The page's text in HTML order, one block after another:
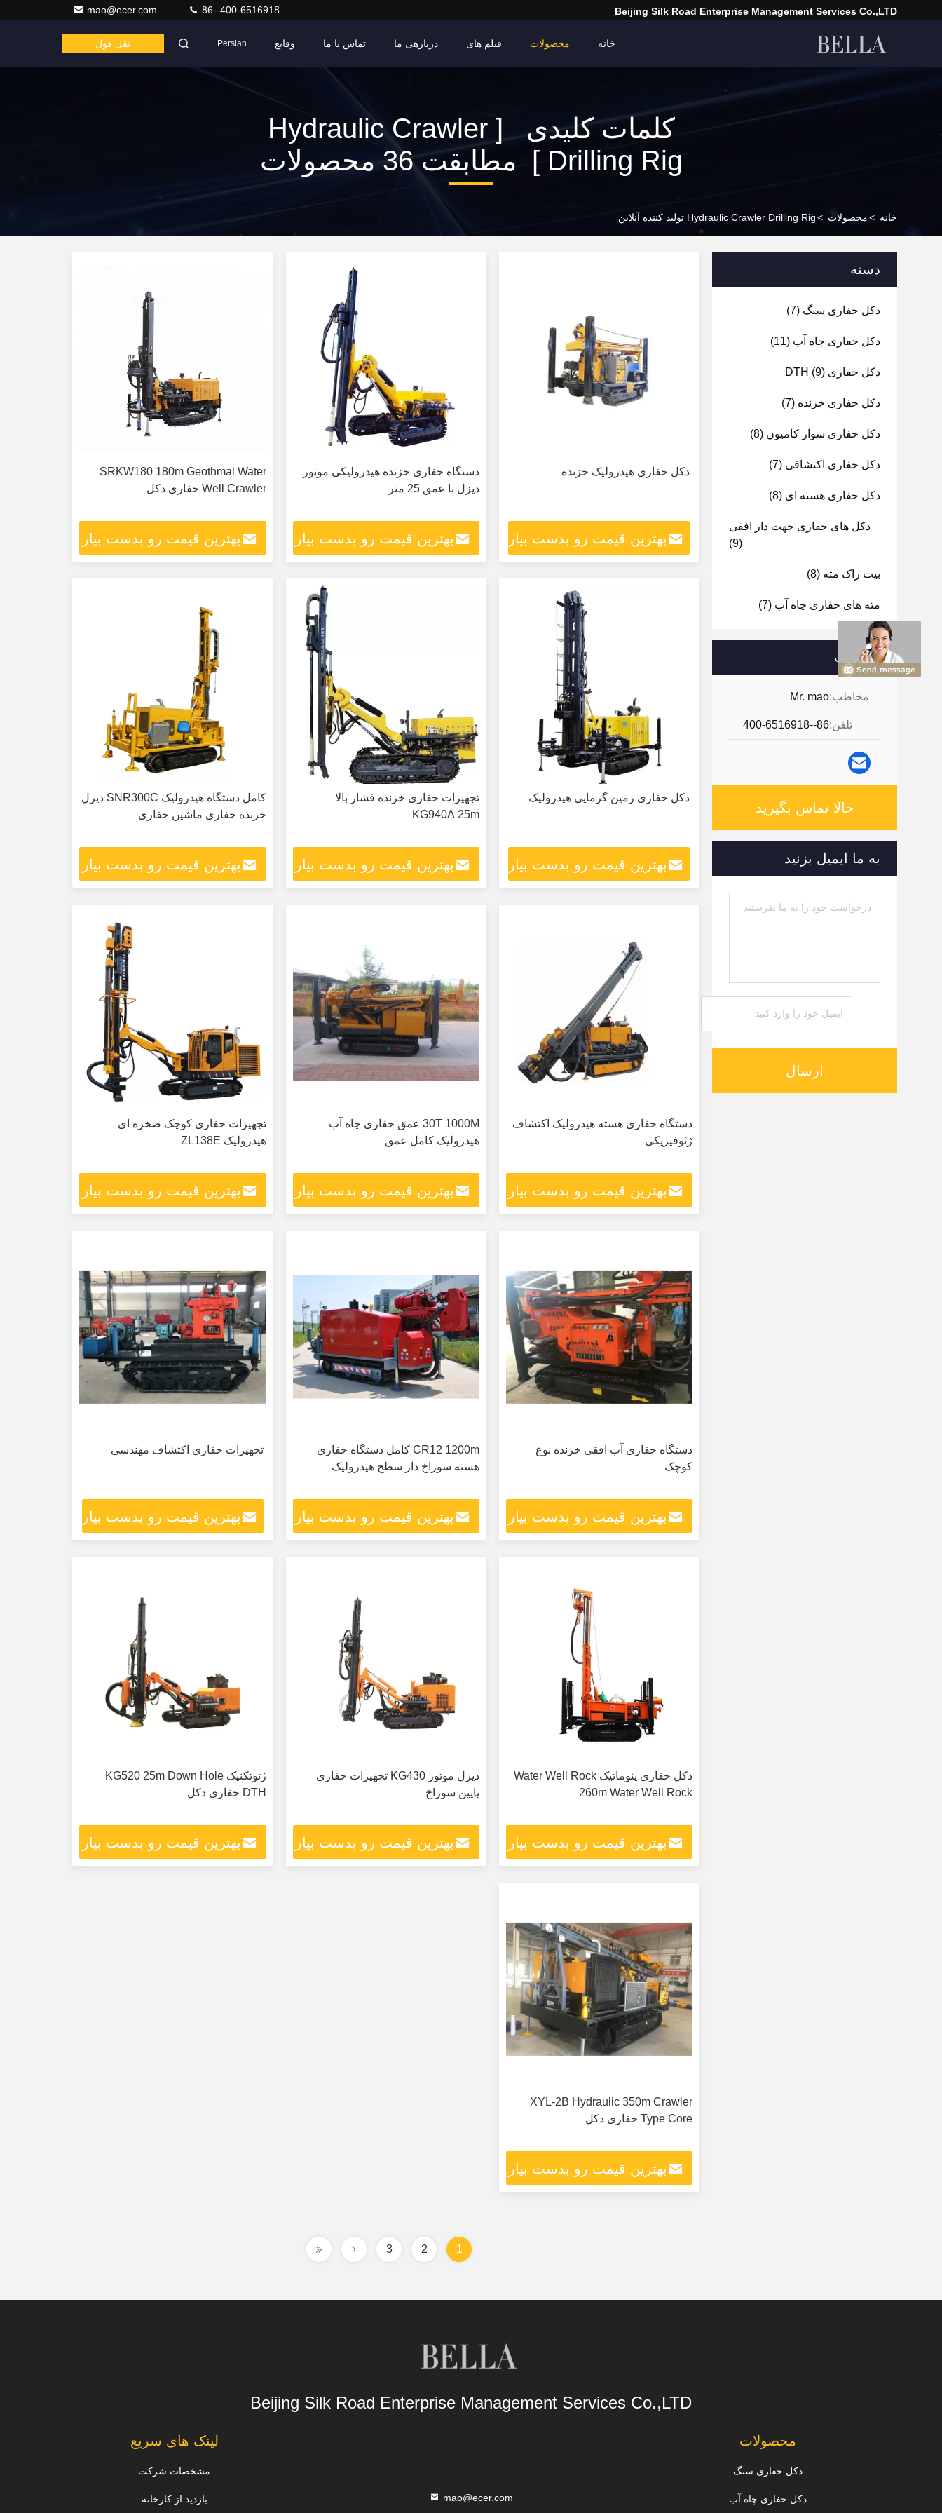
Beijing Silk Road Enterprise Management Services Co.,LTD
mao@ecer.com 86--400-6516918
خانه محصولات فیلم های دربارهی ما تماس با ما وقایع Persian نقل قول
کلمات کلیدی [ Hydraulic Crawler
Drilling Rig ] مطابقت 36 محصولات
خانه >محصولات >Hydraulic Crawler Drilling Rig تولید کننده آنلاین
دسته
دکل حفاری سنگ (7)
دکل حفاری چاه آب (11)
دکل حفاری DTH (9)
دکل حفاری خزنده (7)
دکل حفاری سوار کامیون (8)
دکل حفاری اکتشافی (7)
دکل حفاری هسته ای (8)
دکل های حفاری جهت دار افقی
(9)
بیت راک مته (8)
مته های حفاری چاه آب (7)
مخاطب
مخاطب:Mr. mao
تلفن:86--400-6516918
حالا تماس بگیرید
به ما ایمیل بزنید
ارسال
دکل حفاری هیدرولیک خزنده
بهترین قیمت رو بدست بیار
دستگاه حفاری خزنده هیدرولیکی موتور
دیزل با عمق 25 متر
بهترین قیمت رو بدست بیار
SRKW180 180m Geothmal Water
Well Crawler حفاری دکل
بهترین قیمت رو بدست بیار
دکل حفاری زمین گرمایی هیدرولیک
بهترین قیمت رو بدست بیار
تجهیزات حفاری خزنده فشار بالا
KG940A 25m
بهترین قیمت رو بدست بیار
کامل دستگاه هیدرولیک SNR300C دیزل
خزنده حفاری ماشین حفاری
بهترین قیمت رو بدست بیار
دستگاه حفاری هسته هیدرولیک اکتشاف
ژئوفیزیکی
بهترین قیمت رو بدست بیار
30T 1000M عمق حفاری چاه آب
هیدرولیک کامل عمق
بهترین قیمت رو بدست بیار
تجهیزات حفاری کوچک صخره ای
هیدرولیک ZL138E
بهترین قیمت رو بدست بیار
دستگاه حفاری آب افقی خزنده نوع
کوچک
بهترین قیمت رو بدست بیار
CR12 1200m کامل دستگاه حفاری
هسته سوراخ دار سطح هیدرولیک
بهترین قیمت رو بدست بیار
تجهیزات حفاری اکتشاف مهندسی
بهترین قیمت رو بدست بیار
دکل حفاری پنوماتیک Water Well Rock
260m Water Well Rock
بهترین قیمت رو بدست بیار
دیزل موتور KG430 تجهیزات حفاری
پایین سوراخ
بهترین قیمت رو بدست بیار
ژئوتکنیک KG520 25m Down Hole
DTH حفاری دکل
بهترین قیمت رو بدست بیار
XYL-2B Hydraulic 350m Crawler
Type Core حفاری دکل
بهترین قیمت رو بدست بیار
1
2
3
Beijing Silk Road Enterprise Management Services Co.,LTD
محصولات
دکل حفاری سنگ
دکل حفاری چاه آب mao@ecer.com
لینک های سریع
مشخصات شرکت
بازدید از کارخانه